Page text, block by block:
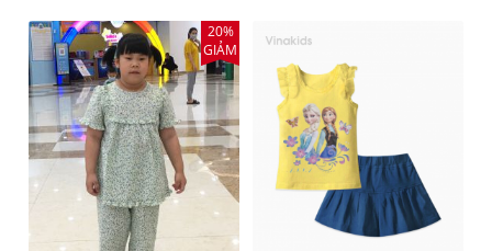
20%
GIẢM